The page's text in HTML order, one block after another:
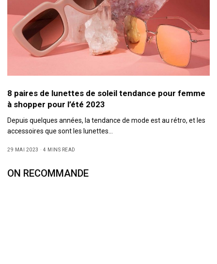
8 paires de lunettes de soleil tendance pour femme
à shopper pour l’été 2023
Depuis quelques années, la tendance de mode est au rétro, et les
accessoires que sont les lunettes…
29 MAI 2023 4 MINS READ
ON RECOMMANDE